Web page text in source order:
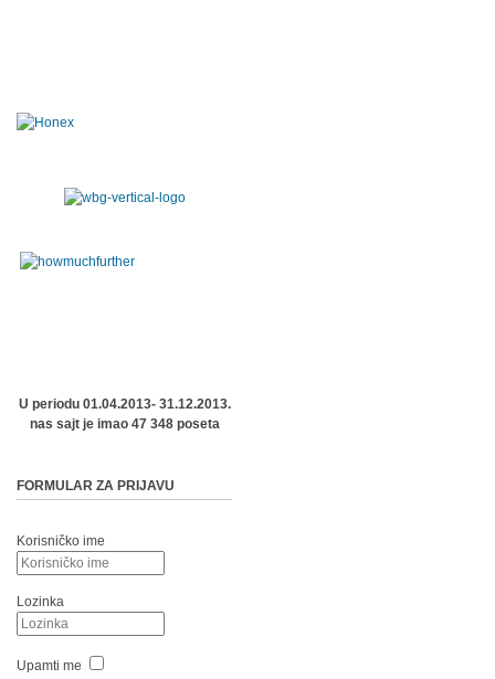
U periodu 01.04.2013- 31.12.2013.
nas sajt je imao 47 348 poseta
FORMULAR ZA PRIJAVU
Korisničko ime
Lozinka
Upamti me